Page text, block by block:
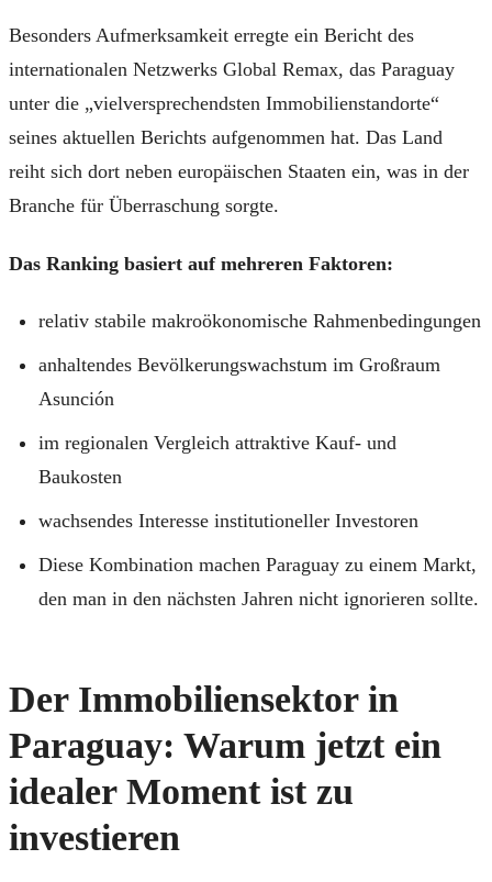
Besonders Aufmerksamkeit erregte ein Bericht des
internationalen Netzwerks Global Remax, das Paraguay
unter die „vielversprechendsten Immobilienstandorte“
seines aktuellen Berichts aufgenommen hat. Das Land
reiht sich dort neben europäischen Staaten ein, was in der
Branche für Überraschung sorgte.
Das Ranking basiert auf mehreren Faktoren:
relativ stabile makroökonomische Rahmenbedingungen
anhaltendes Bevölkerungswachstum im Großraum
Asunción
im regionalen Vergleich attraktive Kauf- und
Baukosten
wachsendes Interesse institutioneller Investoren
Diese Kombination machen Paraguay zu einem Markt,
den man in den nächsten Jahren nicht ignorieren sollte.
Der Immobiliensektor in
Paraguay: Warum jetzt ein
idealer Moment ist zu
investieren